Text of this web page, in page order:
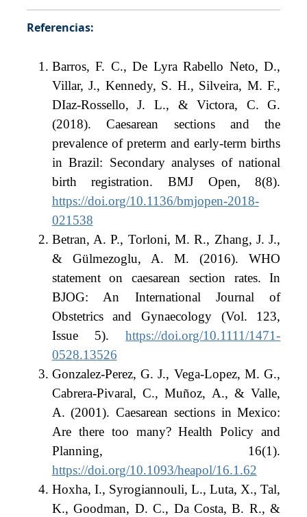
Referencias:
Barros, F. C., De Lyra Rabello Neto, D.,
Villar, J., Kennedy, S. H., Silveira, M. F.,
DIaz-Rossello, J. L., & Victora, C. G.
(2018). Caesarean sections and the
prevalence of preterm and early-term births
in Brazil: Secondary analyses of national
birth registration. BMJ Open, 8(8).
https://doi.org/10.1136/bmjopen-2018-
021538
Betran, A. P., Torloni, M. R., Zhang, J. J.,
& Gülmezoglu, A. M. (2016). WHO
statement on caesarean section rates. In
BJOG: An International Journal of
Obstetrics and Gynaecology (Vol. 123,
Issue 5).https://doi.org/10.1111/1471-
0528.13526
Gonzalez-Perez, G. J., Vega-Lopez, M. G.,
Cabrera-Pivaral, C., Muñoz, A., & Valle,
A. (2001). Caesarean sections in Mexico:
Are there too many? Health Policy and
Planning, 16(1).
https://doi.org/10.1093/heapol/16.1.62
Hoxha, I., Syrogiannouli, L., Luta, X., Tal,
K., Goodman, D. C., Da Costa, B. R., &